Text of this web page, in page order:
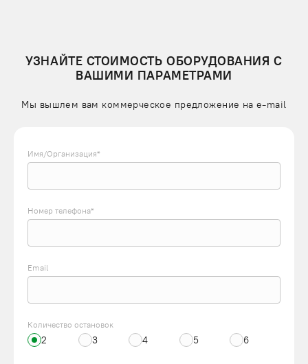
УЗНАЙТЕ СТОИМОСТЬ ОБОРУДОВАНИЯ С
ВАШИМИ ПАРАМЕТРАМИ
Мы вышлем вам коммерческое предложение на e-mail
Имя/Организация*
Номер телефона*
Email
Количество остановок
2 3 4 5 6